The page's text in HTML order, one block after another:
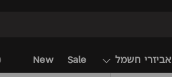
אביזרי חשמל Sale
New